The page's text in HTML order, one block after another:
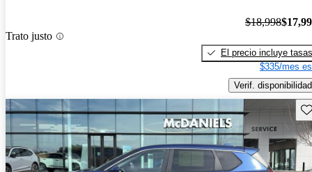
Trato justo
$18,998
El precio incluye tasas
$335/mes
Verif. disponibilidad